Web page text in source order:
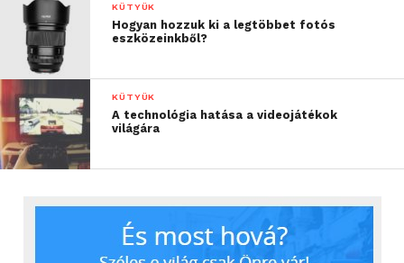
KÜTYÜK
Hogyan hozzuk ki a legtöbbet fotós
eszközeinkből?
KÜTYÜK
A technológia hatása a videojátékok
világára